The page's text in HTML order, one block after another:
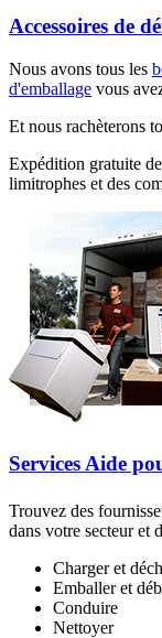
Accessoires de
Nous avons tous les
d'emballage vous
Et nous rachèterons
Expédition gratuite
limitrophes et des
Services Aide
Trouvez des
dans votre secteur et
Charger et
Emballer et
Conduire
Nettoyer